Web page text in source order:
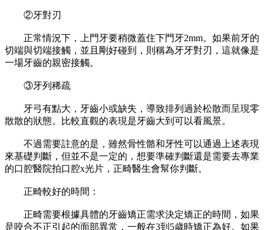
②牙對刃
正常情況下，上門牙要稍微蓋住下門牙2mm。如果前牙的
切端與切端接觸，並且剛好碰到，則稱為牙牙對刃，這就像是
一場牙齒的親密接觸。
③牙列稀疏
牙弓有點大，牙齒小或缺失，導致排列過於松散而呈現零
散散的狀態。比較直觀的表現是牙齒大到可以看風景。
不過需要註意的是，雖然骨性骼和牙性可以通過上述表現
來基礎判斷，但並不是一定的，想要準確判斷還是需要去專業
的口腔醫院拍口腔x光片，正畸醫生會幫你判斷。
正畸較好的時間：
正畸需要根據具體的牙齒矯正需求決定矯正的時間，如果
是咬合不正引起的面部異常，一般在3到5歲時矯正為好。如果